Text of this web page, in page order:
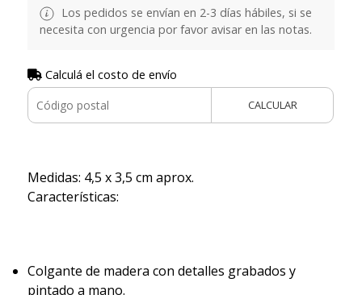
Los pedidos se envían en 2-3 días hábiles, si se
necesita con urgencia por favor avisar en las notas.
Calculá el costo de envío
CALCULAR
Medidas: 4,5 x 3,5 cm aprox.
Características:
Colgante de madera con detalles grabados y
pintado a mano.